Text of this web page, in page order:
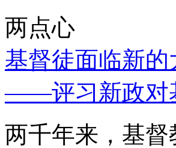
两点心
基督徒面临新的
——评习新政对
两千年来，基